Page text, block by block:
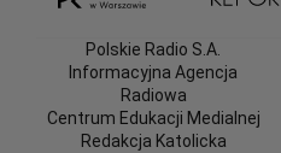
Polskie Radio S.A.
Informacyjna Agencja
Radiowa
Centrum Edukacji Medialnej
Redakcja Katolicka